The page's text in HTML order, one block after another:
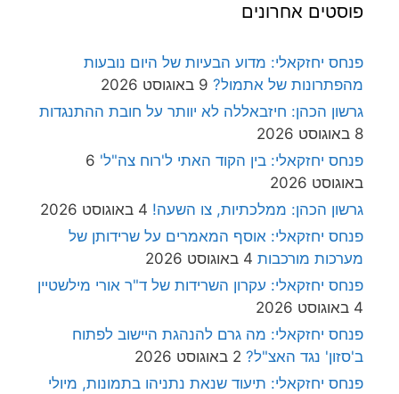
פוסטים אחרונים
פנחס יחזקאלי: מדוע הבעיות של היום נובעות
מהפתרונות של אתמול? 9 באוגוסט 2026
גרשון הכהן: חיזבאללה לא יוותר על חובת ההתנגדות
8 באוגוסט 2026
פנחס יחזקאלי: בין הקוד האתי ל'רוח צה"ל' 6
באוגוסט 2026
גרשון הכהן: ממלכתיות, צו השעה! 4 באוגוסט 2026
פנחס יחזקאלי: אוסף המאמרים על שרידותן של
מערכות מורכבות 4 באוגוסט 2026
פנחס יחזקאלי: עקרון השרידות של ד"ר אורי מילשטיין
4 באוגוסט 2026
פנחס יחזקאלי: מה גרם להנהגת היישוב לפתוח
ב'סזון' נגד האצ"ל? 2 באוגוסט 2026
פנחס יחזקאלי: תיעוד שנאת נתניהו בתמונות, מיולי